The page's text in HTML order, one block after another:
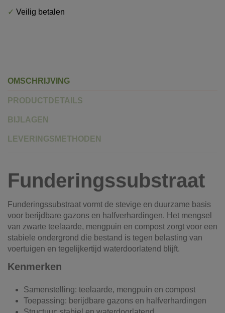
✓ Veilig betalen
OMSCHRIJVING
PRODUCTDETAILS
BIJLAGEN
LEVERINGSMETHODEN
Funderingssubstraat
Funderingssubstraat vormt de stevige en duurzame basis
voor berijdbare gazons en halfverhardingen. Het mengsel
van zwarte teelaarde, mengpuin en compost zorgt voor een
stabiele ondergrond die bestand is tegen belasting van
voertuigen en tegelijkertijd waterdoorlatend blijft.
Kenmerken
Samenstelling: teelaarde, mengpuin en compost
Toepassing: berijdbare gazons en halfverhardingen